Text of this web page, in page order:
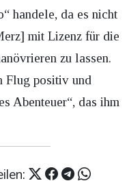
handele, da es nicht
mit Lizenz für die
zu lassen.
Flug positiv und
Abenteuer“, das ihm